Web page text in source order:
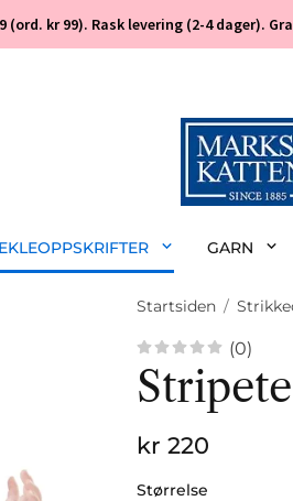
(ord. kr 99). Rask levering (2-4 dager).
GARN
Startsiden /
(0)
kr 220
Størrelse